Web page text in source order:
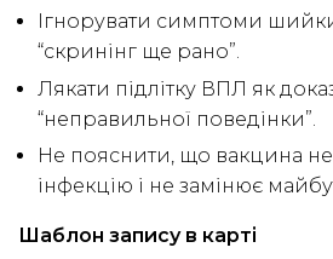
Ігнорувати симптоми
“скринінг ще рано”.
Лякати підлітку ВПЛ як
“неправильної поведінки”.
Не пояснити, що вакцина не
інфекцію і не замінює
Шаблон запису в карті